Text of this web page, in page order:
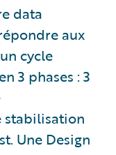
data
aux
cycle
3 phases : 3
stabilisation
Une Design